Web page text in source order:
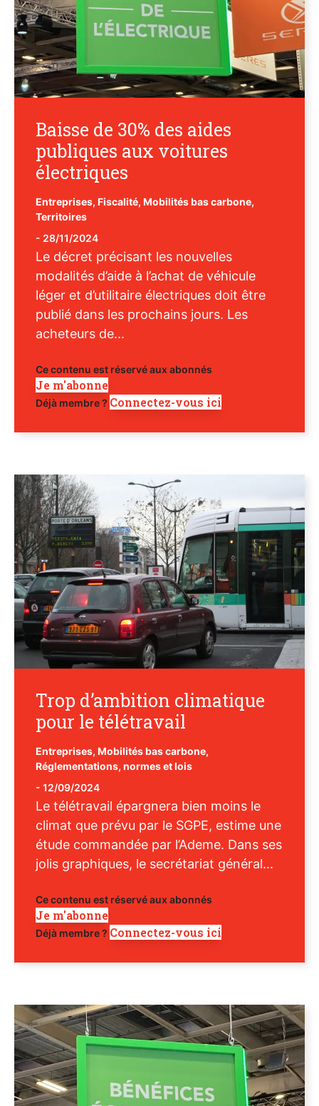
Baisse de 30% des aides
publiques aux voitures
électriques
Entreprises, Fiscalité, Mobilités bas carbone,
Territoires
- 28/11/2024
Le décret précisant les nouvelles
modalités d’aide à l’achat de véhicule
léger et d’utilitaire électriques doit être
publié dans les prochains jours. Les
acheteurs de...
Ce contenu est réservé aux abonnés
Je m'abonne
Déjà membre ? Connectez-vous ici
Trop d’ambition climatique
pour le télétravail
Entreprises, Mobilités bas carbone,
Réglementations, normes et lois
- 12/09/2024
Le télétravail épargnera bien moins le
climat que prévu par le SGPE, estime une
étude commandée par l’Ademe. Dans ses
jolis graphiques, le secrétariat général...
Ce contenu est réservé aux abonnés
Je m'abonne
Déjà membre ? Connectez-vous ici